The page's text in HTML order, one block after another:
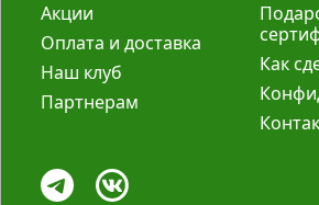
Акции
Оплата и доставка
Наш клуб
Партнерам
Как